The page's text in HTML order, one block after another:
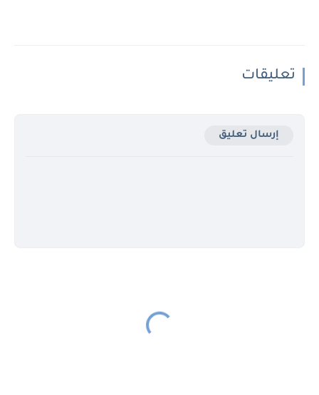
تعليقات
إرسال تعليق